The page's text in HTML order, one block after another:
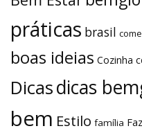
práticas brasil
boas ideias Cozinha
Dicasdicas
bem Estilo família